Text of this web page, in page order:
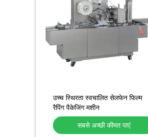
उच्च स्थिरता स्वचालित सेलफेन फिल्म
रैपिंग पैकेजिंग मशीन
सबसे अच्छी कीमत पाएं